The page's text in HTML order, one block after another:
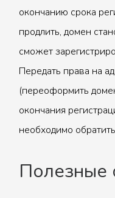
окончанию срока
продлить, домен
сможет
Передать права на
(переоформить
окончания
необходимо
Полезные